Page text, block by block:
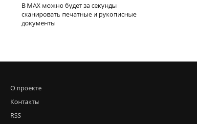
В MAX можно будет за секунды
сканировать печатные и рукописные
документы
О проекте
Контакты
RSS